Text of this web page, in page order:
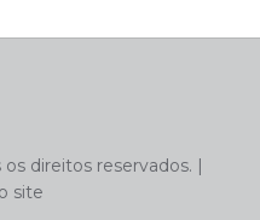
direitos reservados. |
site